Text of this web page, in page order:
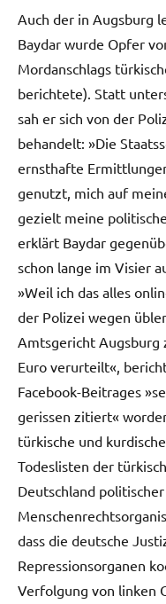
Auch der in Augsburg
Baydar wurde Opfer
Mordanschlags
berichtete). Statt
sah er sich von der
behandelt: »Die
ernsthafte
genutzt, mich auf
gezielt meine
erklärt Baydar
schon lange im Visier
»Weil ich das alles
der Polizei wegen
Amtsgericht Augsburg
Euro verurteilt«,
Facebook-Beitrages
gerissen zitiert«
türkische und
Todeslisten der
Deutschland
dass die deutsche
Repressionsorganen
Verfolgung von linken